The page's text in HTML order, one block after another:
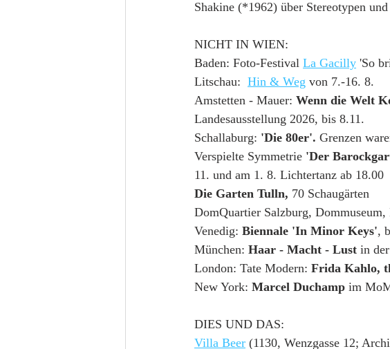
Shakine (*1962) über Stereotypen
NICHT IN WIEN:
Baden: Foto-Festival La Gacilly 'So
Litschau: Hin & Weg von 7.-16. 8.
Amstetten - Mauer: Wenn die Welt
Landesausstellung 2026, bis 8.11.
Schallaburg: 'Die 80er'. Grenzen
Verspielte Symmetrie 'Der
11. und am 1. 8. Lichtertanz ab 18.00
Die Garten Tulln, 70 Schaugärten
DomQuartier Salzburg, Dommuseum,
Venedig: Biennale 'In Minor Keys',
München: Haar - Macht - Lust in
London: Tate Modern: Frida Kahlo,
New York: Marcel Duchamp im
DIES UND DAS:
Villa Beer (1130, Wenzgasse 12;